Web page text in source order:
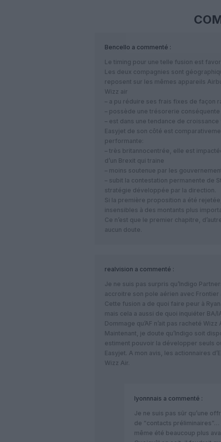
Bencello a commenté :
Le timing pour une telle fusion est
Les deux compagnies sont
reposent sur les mêmes appareils
Wizz air
– a pu réduire ses frais fixes de façon
– possède une trésorerie conséquente
– est dans une tendance de croissance
Easyjet de son côté est
performante:
– très britannocentrée, elle est
d’un Brexit qui traine
– moins soutenue par les
– subit la contestation permanente de
stratégie développée par la direction.
Si la première proposition a été
insensibles à des montants plus
Ce n’est que le premier chapitre,
aucun doute.
realvision a commenté :
Je ne suis pas surpris qu’Indigo
accroitre son pole aérien avec Frontier
Cette fusion a de quoi faire peur à
mais cela a aussi de quoi inquiéter BA/
Dommage qu’AF n’ait pas racheté
Maintenant, je doute qu’Indigo soit
estiment pouvoir la développer seuls
Easyjet. A mon avis, les actionnaires
Wizz Air.
lyonnnais a commenté :
Je ne suis pas sûr qu’une
de “contacts préliminaires”…
même été beaucoup plus